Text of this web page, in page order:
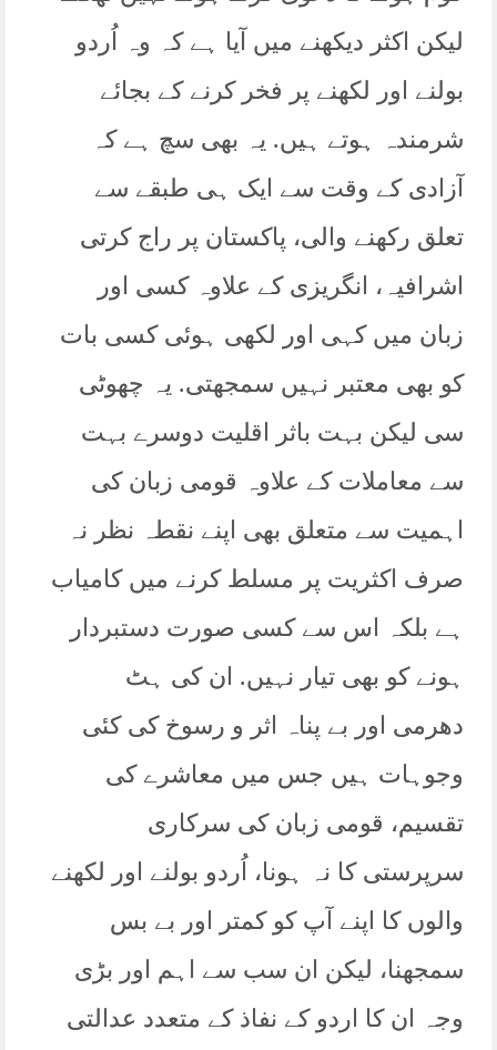
لیکن اکثر دیکھنے میں آیا ہے کہ وہ اُردو
بولنے اور لکھنے پر فخر کرنے کے بجائے
شرمندہ ہوتے ہیں. یہ بھی سچ ہے کہ
آزادی کے وقت سے ایک ہی طبقے سے
تعلق رکھنے والی، پاکستان پر راج کرتی
اشرافیہ، انگریزی کے علاوہ کسی اور
زبان میں کہی اور لکھی ہوئی کسی بات
کو بھی معتبر نہیں سمجھتی. یہ چھوٹی
سی لیکن بہت باثر اقلیت دوسرے بہت
سے معاملات کے علاوہ قومی زبان کی
اہمیت سے متعلق بھی اپنے نقطہ نظر نہ
صرف اکثریت پر مسلط کرنے میں کامیاب
ہے بلکہ اس سے کسی صورت دستبردار
ہونے کو بھی تیار نہیں. ان کی ہٹ
دھرمی اور بے پناہ اثر و رسوخ کی کئی
وجوہات ہیں جس میں معاشرے کی
تقسیم، قومی زبان کی سرکاری
سرپرستی کا نہ ہونا، اُردو بولنے اور لکھنے
والوں کا اپنے آپ کو کمتر اور بے بس
سمجھنا، لیکن ان سب سے اہم اور بڑی
وجہ ان کا اردو کے نفاذ کے متعدد عدالتی